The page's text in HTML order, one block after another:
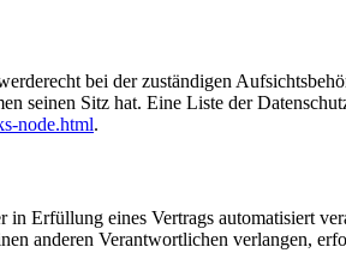
bei der zuständigen
seinen Sitz hat. Eine Liste der
node.html.
Erfüllung eines Vertrags automatisiert
anderen Verantwortlichen verlangen,